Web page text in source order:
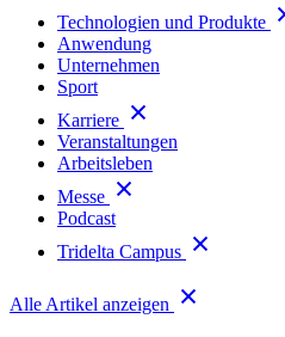
Technologien und Produkte
Anwendung
Unternehmen
Sport
Karriere
Veranstaltungen
Arbeitsleben
Messe
Podcast
Tridelta Campus
Alle Artikel anzeigen